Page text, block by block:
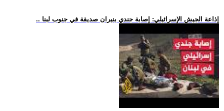
.. إذاعة الجيش الإسرائيلي: إصابة جندي بنيران صديقة في جنوب لبنا